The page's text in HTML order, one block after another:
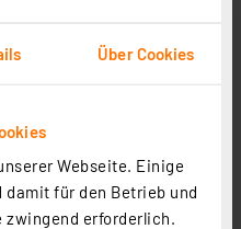
Über Cookies
Webseite. Einige
für den Betrieb und
erforderlich.
EZ4G-Pro, LTE